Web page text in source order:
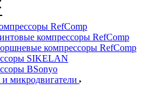
RefComp
компрессоры RefComp
компрессоры RefComp
SIKELAN
BSonyo
микродвигатели